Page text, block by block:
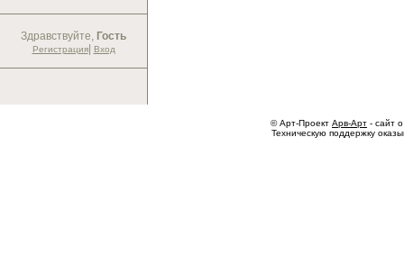
Здравствуйте, Гость
Регистрация| Вход
© Арт-Проект Арв-Арт - сайт
Техническую поддержку